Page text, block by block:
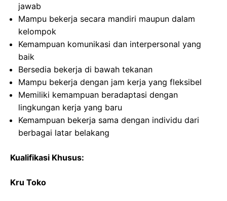
jawab
Mampu bekerja secara mandiri maupun dalam
kelompok
Kemampuan komunikasi dan interpersonal yang
baik
Bersedia bekerja di bawah tekanan
Mampu bekerja dengan jam kerja yang fleksibel
Memiliki kemampuan beradaptasi dengan
lingkungan kerja yang baru
Kemampuan bekerja sama dengan individu dari
berbagai latar belakang
Kualifikasi Khusus:
Kru Toko